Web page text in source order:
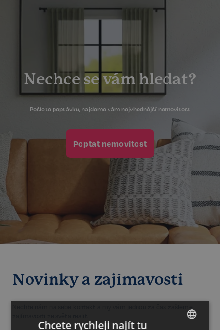
Nechce se vám hledat?
Pošlete poptávku, najdeme vám nejvhodnější nemovitost
Poptat nemovitost
Novinky a zajímavosti
Chcete rychleji najít tu